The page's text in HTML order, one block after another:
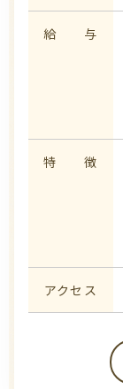
給 与
特 徴
アクセス